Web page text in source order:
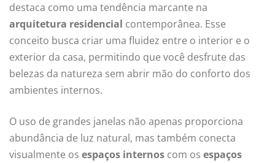
destaca como uma tendência marcante na
arquitetura residencial contemporânea. Esse
conceito busca criar uma fluidez entre o interior e o
exterior da casa, permitindo que você desfrute das
belezas da natureza sem abrir mão do conforto dos
ambientes internos.
O uso de grandes janelas não apenas proporciona
abundância de luz natural, mas também conecta
visualmente os espaços internos com os espaços